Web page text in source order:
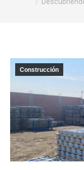
Construcción